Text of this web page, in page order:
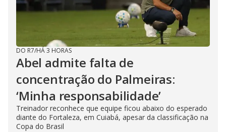
DO R7/HÁ 3 HORAS
Abel admite falta de
concentração do Palmeiras:
‘Minha responsabilidade’
Treinador reconhece que equipe ficou abaixo do esperado
diante do Fortaleza, em Cuiabá, apesar da classificação na
Copa do Brasil